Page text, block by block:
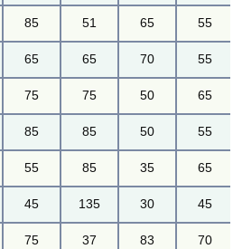
85 51 65 55
65 65 70 55
75 75 50 65
85 85 50 55
55 85 35 65
45 135 30 45
75 37 83 70